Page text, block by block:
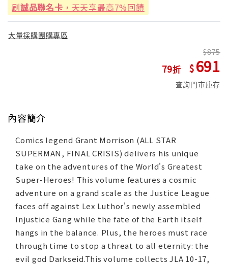
刷誠品聯名卡 ，天天享最高7%回饋
大量採購團購專區
79
875
691
查詢門市庫存
內容簡介
Comics legend Grant Morrison (ALL STAR
SUPERMAN, FINAL CRISIS) delivers his unique
take on the adventures of the World's Greatest
Super-Heroes! This volume features a cosmic
adventure on a grand scale as the Justice League
faces off against Lex Luthor's newly assembled
Injustice Gang while the fate of the Earth itself
hangs in the balance. Plus, the heroes must race
through time to stop a threat to all eternity: the
evil god Darkseid.This volume collects JLA 10-17,